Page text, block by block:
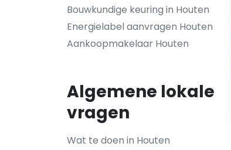
Bouwkundige keuring in Houten
Energielabel aanvragen Houten
Aankoopmakelaar Houten
Algemene lokale
vragen
Wat te doen in Houten